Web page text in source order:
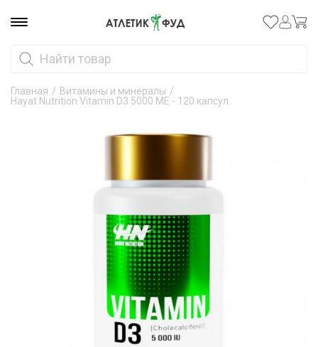
Главная / Витамины и минералы /
Hayat Nutrition Vitamin D3 5000 ME - 120 капсул